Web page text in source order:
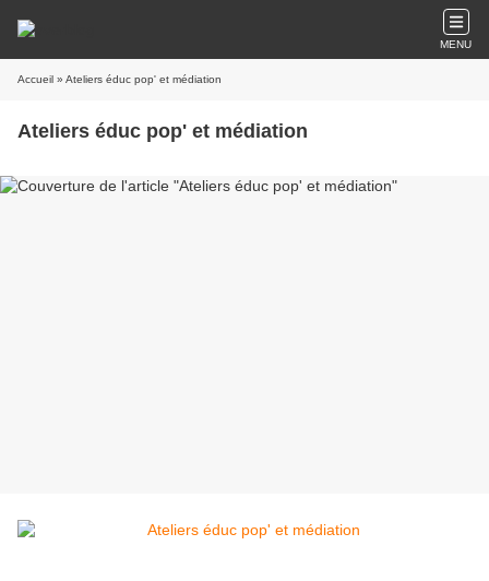
MENU
Accueil » Ateliers éduc pop' et médiation
Ateliers éduc pop' et médiation